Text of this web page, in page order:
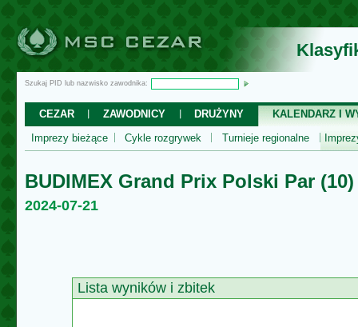
Szukaj PID lub nazwisko zawodnika:
CEZAR ZAWODNICY DRUŻYNY
KALENDARZ I
Imprezy bieżące
Cykle rozgrywek Turnieje regionalne
BUDIMEX Grand Prix Polski Par (10)
2024-07-21
Lista wyników i zbitek